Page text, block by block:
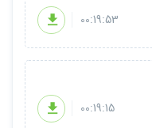
00:19:53
00:19:15